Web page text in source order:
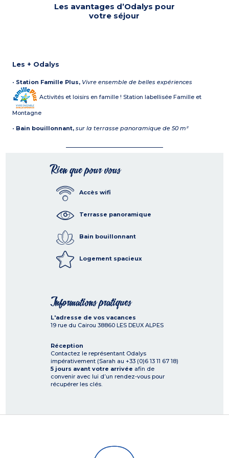
Les avantages d’Odalys pour
votre séjour
Les + Odalys
• Station Famille Plus, Vivre ensemble de belles expériences
Activités et loisirs en famille ! Station labellisée Famille et
Montagne
• Bain bouillonnant,sur la terrasse panoramique de 50 m²
Rien que pour vous
Accès wifi
Terrasse panoramique
Bain bouillonnant
Logement spacieux
Informations pratiques
L'adresse de vos vacances
19 rue du Cairou 38860 LES DEUX ALPES
Réception
Contactez le représentant Odalys
impérativement (Sarah au +33 (0)6 13 11 67 18)
5 jours avant votre arrivée afin de
convenir avec lui d’un rendez-vous pour
récupérer les clés.